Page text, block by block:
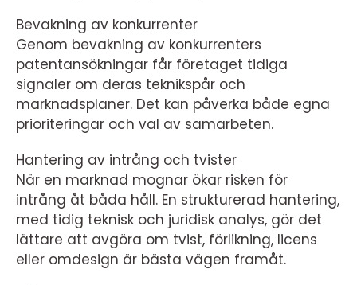
Bevakning av konkurrenter
Genom bevakning av konkurrenters
patentansökningar får företaget tidiga
signaler om deras teknikspår och
marknadsplaner. Det kan påverka både egna
prioriteringar och val av samarbeten.
Hantering av intrång och tvister
När en marknad mognar ökar risken för
intrång åt båda håll. En strukturerad hantering,
med tidig teknisk och juridisk analys, gör det
lättare att avgöra om tvist, förlikning, licens
eller omdesign är bästa vägen framåt.